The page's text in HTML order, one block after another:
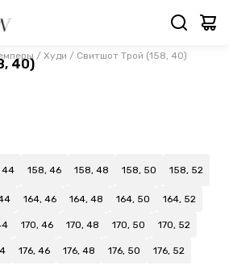
/ Худи / Свитшот Трой (158, 40)
40)
44 158, 46 158, 48 158, 50 158, 52
164, 46 164, 48 164, 50 164, 52
170, 46 170, 48 170, 50 170, 52
176, 46 176, 48 176, 50 176, 52